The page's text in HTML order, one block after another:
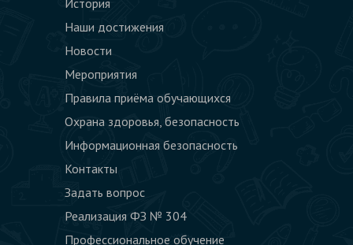
История
Наши достижения
Новости
Мероприятия
Правила приёма обучающихся
Охрана здоровья, безопасность
Информационная безопасность
Контакты
Задать вопрос
Реализация ФЗ № 304
Профессиональное обучение